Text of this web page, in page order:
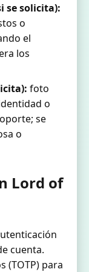
se solicita):
o
el
los
foto
o
se
o
Lord of
cuenta.
(TOTP) para